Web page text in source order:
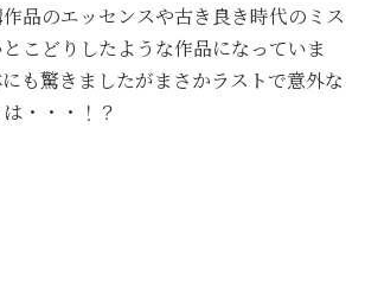
品のエッセンスや古き良き時代のミス
こどりしたような作品になっていま
も驚きましたがまさかラストで意外な
・・・！？